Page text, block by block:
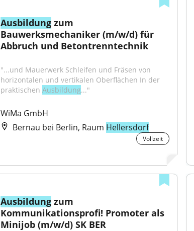
Ausbildung zum
Bauwerksmechaniker (m/w/d) für
Abbruch und Betontrenntechnik
"...und Mauerwerk Schleifen und Fräsen von
horizontalen und vertikalen Oberflächen In der
praktischen Ausbildung..."
WiMa GmbH
Bernau bei Berlin, Raum Hellersdorf
Vollzeit
Ausbildung zum
Kommunikationsprofi! Promoter als
Minijob (m/w/d) SK BER